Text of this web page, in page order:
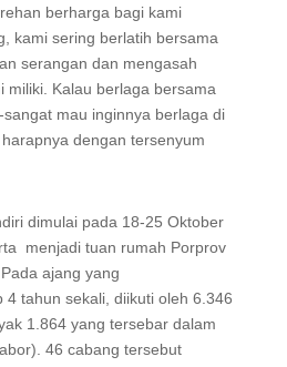
berharga bagi kami
kami sering berlatih bersama
serangan dan mengasah
miliki. Kalau berlaga bersama
mau inginnya berlaga di
dengan tersenyum
dimulai pada 18-25 Oktober
menjadi tuan rumah Porprov
ajang yang
4 tahun sekali, diikuti oleh 6.346
1.864 yang tersebar dalam
46 cabang tersebut